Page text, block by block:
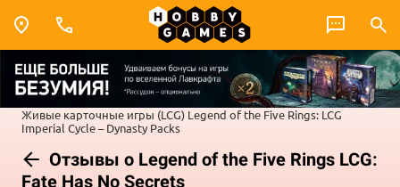
Живые карточные игры (LCG) Legend of the Five Rings: LCG
Imperial Cycle – Dynasty Packs
Отзывы о Legend of the Five Rings LCG:
Fate Has No Secrets